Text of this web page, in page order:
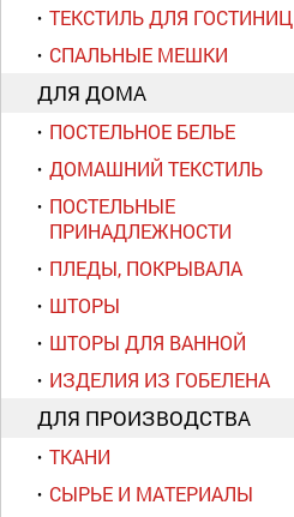
ТЕКСТИЛЬ ДЛЯ ГОСТИНИЦ
СПАЛЬНЫЕ МЕШКИ
ДЛЯ ДОМА
ПОСТЕЛЬНОЕ БЕЛЬЕ
ДОМАШНИЙ ТЕКСТИЛЬ
ПОСТЕЛЬНЫЕ
ПРИНАДЛЕЖНОСТИ
ПЛЕДЫ, ПОКРЫВАЛА
ШТОРЫ
ШТОРЫ ДЛЯ ВАННОЙ
ИЗДЕЛИЯ ИЗ ГОБЕЛЕНА
ДЛЯ ПРОИЗВОДСТВА
ТКАНИ
СЫРЬЕ И МАТЕРИАЛЫ